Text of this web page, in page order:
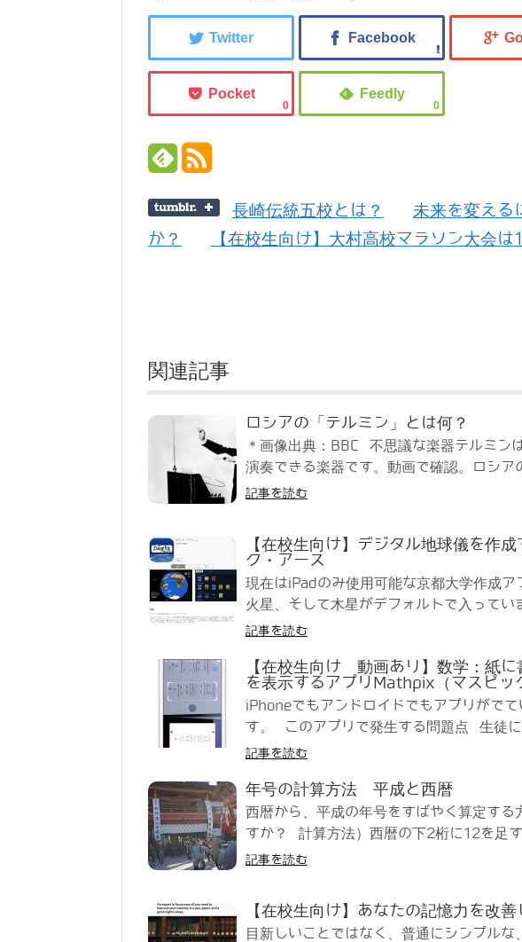
0 0
長崎伝統五校とは？
未来を変える
か？
【在校生向け】大村高校マラソン大会は
関連記事
ロシアの「テルミン」とは何？
＊画像出典：BBC 不思議な楽器テルミン
演奏できる楽器です。動画で確認。ロシア
記事を読む
【在校生向け】デジタル地球儀を作
ク・アース
現在はiPadのみ使用可能な京都大学作成
火星、そして木星がデフォルトで入ってい
記事を読む
【在校生向け 動画あり】数学：紙
を表示するアプリMathpix（マスピッ
iPhoneでもアンドロイドでもアプリがで
す。 このアプリで発生する問題点 生徒に
記事を読む
年号の計算方法 平成と西暦
西暦から、平成の年号をすばやく算定す
すか？ 計算方法）西暦の下2桁に12を足す
記事を読む
【在校生向け】あなたの記憶力を改
目新しいことではなく、普通にシンプル